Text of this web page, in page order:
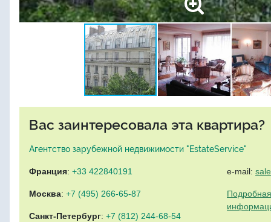
Вас заинтересовала эта квартира?
Агентство зарубежной недвижимости "EstateService"
Франция: +33 422840191
Москва: +7 (495) 266-65-87
Санкт-Петербург: +7 (812) 244-68-54
e-mail: